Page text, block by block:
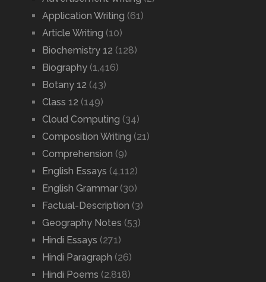
Application Writing (61)
Article Writing (10)
Biochemistry 12 (128)
Biography(1,416)
Botany 12 (43)
Class 12 (149)
Cloud Computing (34)
Composition Writing (21)
Comprehension (9)
English Essays (4,112)
English Grammar(30)
Factual-Description (3)
Geography Notes (53)
Hindi Essays (271)
Hindi Paragraph (26)
Hindi Poems (2,818)